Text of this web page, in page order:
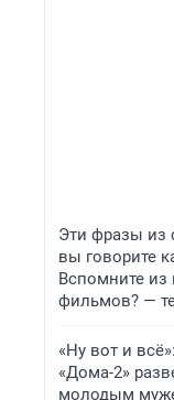
Эти фразы из
вы говорите
Вспомните из
фильмов? —
«Ну вот и
«Дома-2»
молодым